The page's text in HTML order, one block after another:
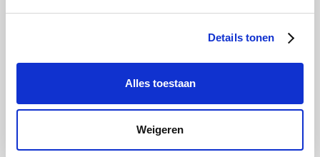
Details tonen
Alles toestaan
Weigeren
Shein Bergfreunde Pazzox Smartwatchbanden